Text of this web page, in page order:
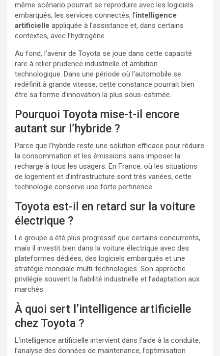
même scénario pourrait se reproduire avec les logiciels
embarqués, les services connectés, l’intelligence
artificielle appliquée à l’assistance et, dans certains
contextes, avec l’hydrogène.
Au fond, l’avenir de Toyota se joue dans cette capacité
rare à relier prudence industrielle et ambition
technologique. Dans une période où l’automobile se
redéfinit à grande vitesse, cette constance pourrait bien
être sa forme d’innovation la plus sous-estimée.
Pourquoi Toyota mise-t-il encore
autant sur l’hybride ?
Parce que l’hybride reste une solution efficace pour réduire
la consommation et les émissions sans imposer la
recharge à tous les usagers. En France, où les situations
de logement et d’infrastructure sont très variées, cette
technologie conserve une forte pertinence.
Toyota est-il en retard sur la voiture
électrique ?
Le groupe a été plus progressif que certains concurrents,
mais il investit bien dans la voiture électrique avec des
plateformes dédiées, des logiciels embarqués et une
stratégie mondiale multi-technologies. Son approche
privilégie souvent la fiabilité industrielle et l’adaptation aux
marchés.
À quoi sert l’intelligence artificielle
chez Toyota ?
L’intelligence artificielle intervient dans l’aide à la conduite,
l’analyse des données de maintenance, l’optimisation